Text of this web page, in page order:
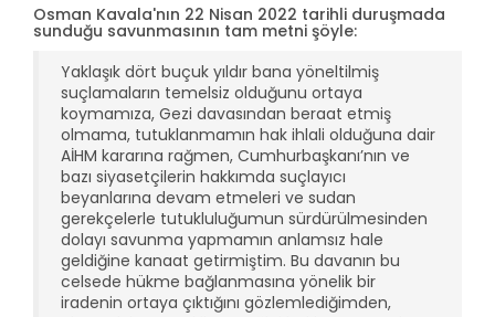
Osman Kavala'nın 22 Nisan 2022 tarihli duruşmada
sunduğu savunmasının tam metni şöyle:
Yaklaşık dört buçuk yıldır bana yöneltilmiş
suçlamaların temelsiz olduğunu ortaya
koymamıza, Gezi davasından beraat etmiş
olmama, tutuklanmamın hak ihlali olduğuna dair
AİHM kararına rağmen, Cumhurbaşkanı’nın ve
bazı siyasetçilerin hakkımda suçlayıcı
beyanlarına devam etmeleri ve sudan
gerekçelerle tutukluluğumun sürdürülmesinden
dolayı savunma yapmamın anlamsız hale
geldiğine kanaat getirmiştim. Bu davanın bu
celsede hükme bağlanmasına yönelik bir
iradenin ortaya çıktığını gözlemlediğimden,